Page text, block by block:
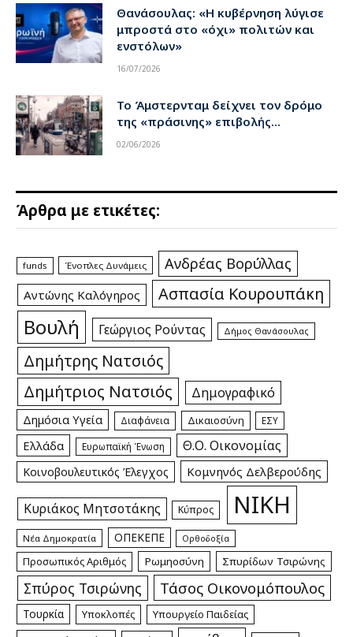
Θανάσουλας: «Η κυβέρνηση λύγισε
μπροστά στο «όχι» πολιτών και
ενστόλων»
16/07/2026
Το Άμστερνταμ δείχνει τον δρόμο
της «πράσινης» επιβολής…
02/06/2026
Άρθρα με ετικέτες:
funds Ένοπλες Δυνάμεις Ανδρέας Βορύλλας
Αντώνης Καλόγηρος Ασπασία Κουρουπάκη
Βουλή Γεώργιος Ρούντας Δήμος Θανάσουλας
Δημήτρης Νατσιός
Δημήτριος Νατσιός
Δημογραφικό
Δημόσια Υγεία Διαφάνεια Δικαιοσύνη ΕΣΥ
Ελλάδα Ευρωπαϊκή Ένωση Θ.Ο. Οικονομίας
Κοινοβουλευτικός Έλεγχος Κομνηνός Δελβερούδης
Κυριάκος Μητσοτάκης Κύπρος ΝΙΚΗ
Νέα Δημοκρατία ΟΠΕΚΕΠΕ Ορθοδοξία
Προσωπικός Αριθμός Ρωμηοσύνη Σπυρίδων Τσιρώνης
Σπύρος Τσιρώνης Τάσος Οικονομόπουλος
Τουρκία Υποκλοπές
Υπουργείο Παιδείας